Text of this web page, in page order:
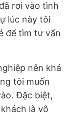
rơi vào tình
lúc này tôi
để tìm tư vấn
nên khá
tôi muốn
Đặc biệt,
là vô